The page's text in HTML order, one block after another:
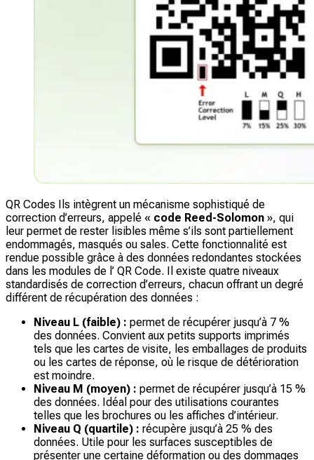
QR Codes Ils intègrent un mécanisme sophistiqué de
correction d’erreurs, appelé « code Reed-Solomon », qui
leur permet de rester lisibles même s’ils sont partiellement
endommagés, masqués ou sales. Cette fonctionnalité est
rendue possible grâce à des données redondantes stockées
dans les modules de l’ QR Code. Il existe quatre niveaux
standardisés de correction d’erreurs, chacun offrant un degré
différent de récupération des données :
Niveau L (faible) : permet de récupérer jusqu’à 7 %
des données. Convient aux petits supports imprimés
tels que les cartes de visite, les emballages de produits
ou les cartes de réponse, où le risque de détérioration
est moindre.
Niveau M (moyen) : permet de récupérer jusqu’à 15 %
des données. Idéal pour des utilisations courantes
telles que les brochures ou les affiches d’intérieur.
Niveau Q (quartile) : récupère jusqu’à 25 % des
données. Utile pour les surfaces susceptibles de
présenter une certaine déformation ou des dommages